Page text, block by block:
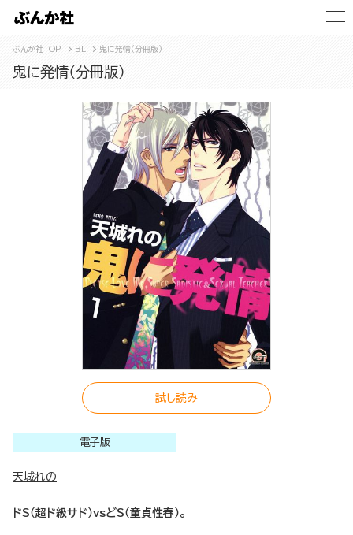
ぶんか社TOP BL 鬼に発情（分冊版）
鬼に発情（分冊版）
試し読み
電子版
天城れの
ドS（超ド級サド）vsどS（童貞性春）。